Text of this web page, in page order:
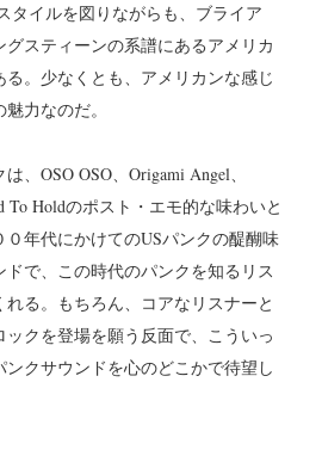
タイルを図りながらも、ブライア
スティーンの系譜にあるアメリカ
。少なくとも、アメリカンな感じ
力なのだ。
、OSO OSO、Origami Angel、
To Holdのポスト・エモ的な味わいと
０年代にかけてのUSパンクの醍醐味
で、この時代のパンクを知るリス
る。もちろん、コアなリスナーと
ックを登場を願う反面で、こういっ
クサウンドを心のどこかで待望し